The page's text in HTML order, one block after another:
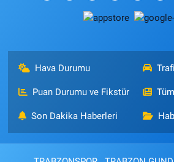
Hava Durumu
Puan Durumu ve Fikstür
Son Dakika Haberleri